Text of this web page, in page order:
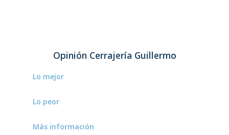
Opinión Cerrajería Guillermo
Lo mejor
Servicio profesional a precios competitivos.
Lo peor
Aún pueden diversificar sus servicios.
Más información